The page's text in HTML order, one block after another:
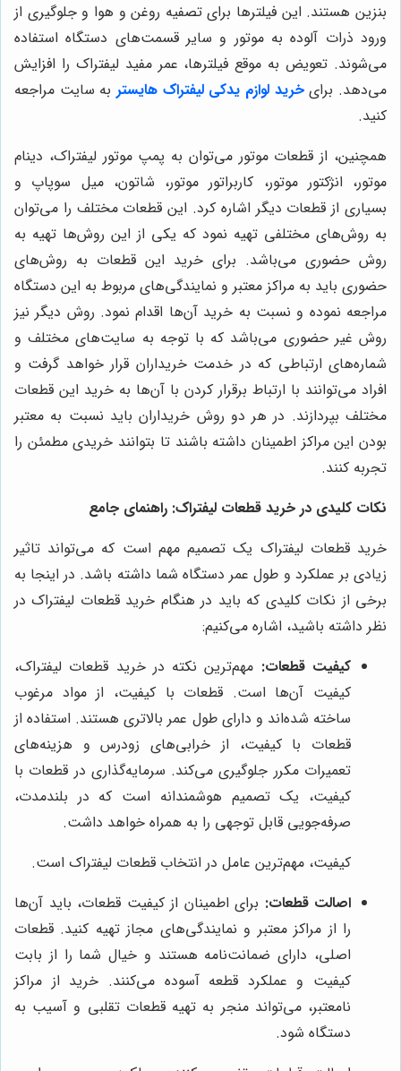
بنزین هستند. این فیلترها برای تصفیه روغن و هوا و جلوگیری از
ورود ذرات آلوده به موتور و سایر قسمت‌های دستگاه استفاده
می‌شوند. تعویض به موقع فیلترها، عمر مفید لیفتراک را افزایش
می‌دهد. برایخرید لوازم یدکی لیفتراک هایستر به سایت مراجعه
کنید.
همچنین، از قطعات موتور می‌توان به پمپ موتور لیفتراک، دینام
موتور، انژکتور موتور، کاربراتور موتور، شاتون، میل سوپاپ و
بسیاری از قطعات دیگر اشاره کرد. این قطعات مختلف را می‌توان
به روش‌های مختلفی تهیه نمود که یکی از این روش‌ها تهیه به
روش حضوری می‌باشد. برای خرید این قطعات به روش‌های
حضوری باید به مراکز معتبر و نمایندگی‌های مربوط به این دستگاه
مراجعه نموده و نسبت به خرید آن‌ها اقدام نمود. روش دیگر نیز
روش غیر حضوری می‌باشد که با توجه به سایت‌های مختلف و
شماره‌های ارتباطی که در خدمت خریداران قرار خواهد گرفت و
افراد می‌توانند با ارتباط برقرار کردن با آن‌ها به خرید این قطعات
مختلف بپردازند. در هر دو روش خریداران باید نسبت به معتبر
بودن این مراکز اطمینان داشته باشند تا بتوانند خریدی مطمئن را
تجربه کنند.
نکات کلیدی در خرید قطعات لیفتراک: راهنمای جامع
خرید قطعات لیفتراک یک تصمیم مهم است که می‌تواند تاثیر
زیادی بر عملکرد و طول عمر دستگاه شما داشته باشد. در اینجا به
برخی از نکات کلیدی که باید در هنگام خرید قطعات لیفتراک در
نظر داشته باشید، اشاره می‌کنیم:
کیفیت قطعات: مهم‌ترین نکته در خرید قطعات لیفتراک،
کیفیت آن‌ها است. قطعات با کیفیت، از مواد مرغوب
ساخته شده‌اند و دارای طول عمر بالاتری هستند. استفاده از
قطعات با کیفیت، از خرابی‌های زودرس و هزینه‌های
تعمیرات مکرر جلوگیری می‌کند. سرمایه‌گذاری در قطعات با
کیفیت، یک تصمیم هوشمندانه است که در بلندمدت،
صرفه‌جویی قابل توجهی را به همراه خواهد داشت.
کیفیت، مهم‌ترین عامل در انتخاب قطعات لیفتراک است.
اصالت قطعات: برای اطمینان از کیفیت قطعات، باید آن‌ها
را از مراکز معتبر و نمایندگی‌های مجاز تهیه کنید. قطعات
اصلی، دارای ضمانت‌نامه هستند و خیال شما را از بابت
کیفیت و عملکرد قطعه آسوده می‌کنند. خرید از مراکز
نامعتبر، می‌تواند منجر به تهیه قطعات تقلبی و آسیب به
دستگاه شود.